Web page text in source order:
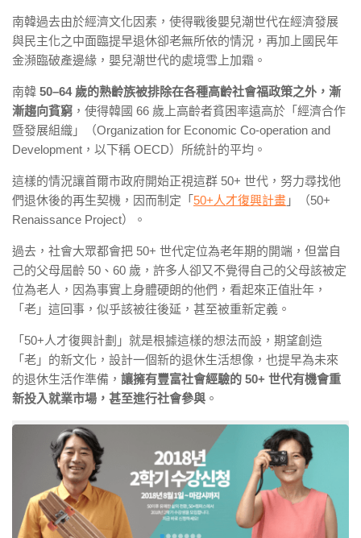
南韓過去由於經濟文化因素，使得戰後嬰兒潮世代在經濟發展
與民主化之中面臨提早退休卻老無所依的情況，再加上國民年
金瀕臨破產邊緣，嬰兒潮世代的處境雪上加霜。
南韓 50–64 歲的熟齡族被排除在各種高齡社會福政策之外，漸
漸趨向貧窮 ，使得韓國 66 歲上高齡者貧困率遠高於「經濟合作
暨發展組織」（Organization for Economic Co-operation and
Development，以下稱 OECD）所統計的平均。
這樣的情況讓首爾市政府開始正視這群 50+ 世代，努力尋找他
們退休後的再生契機，因而制定「 50+人才復興計畫 」（50+
Renaissance Project）。
過去，社會大眾都會把 50+ 世代定位為老年期的開端，但當自
己的父母屆齡 50、60 歲，許多人卻又不覺得自己的父母該被定
位為老人，因為事實上身體硬朗的他們，看起來正值壯年，
「老」這回事，似乎該被往後延，甚至被重新定義。
「50+人才復興計劃」就是根據這樣的想法而設，期望創造
「老」的新文化，設計一個新的退休生活想像，也提早為未來
的退休生活作準備， 讓擁有豐富社會經驗的 50+ 世代有機會重
新投入就業市場，甚至進行社會參與 。